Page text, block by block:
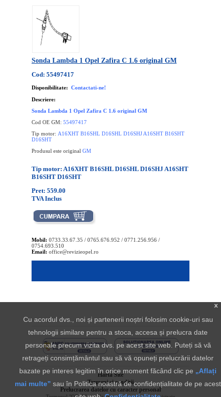
Sonda Lambda 1 Opel Zafira C 1.6 original GM
Cod: 55497417
Disponibilitate: Contactati-ne!
Descriere:
Sonda Lambda 1 Opel Zafira C 1.6 original GM
Cod OE GM: 55497417
Tip motor: A16XHT B16SHL D16SHL D16SHJ A16SHT B16SHT
D16SHT
Produsul este original GM
Tip motor: A16XHT B16SHL D16SHL D16SHJ A16SHT
B16SHT D16SHT
Pret: 559.00
TVA Inclus
Mobil: 0733.33.67.35 / 0765.676.952 / 0771.256.956 /
0754.693.510
Email: office@revizieopel.ro
Harta Site
Termeni si conditii
Prelucrarea datelor cu caracter personal
x
Cu acordul dvs., noi și partenerii noștri folosim cookie-uri sau
tehnologii similare pentru a stoca, accesa și prelucra date
personale precum vizita dvs. pe acest site web. Puteți să vă
retrageți consimțământul sau să vă opuneți prelucrării datelor
bazate pe interes legitim în orice moment făcând clic pe „Aflați
mai multe” sau în Politica noastră de confidențialitate de pe acest